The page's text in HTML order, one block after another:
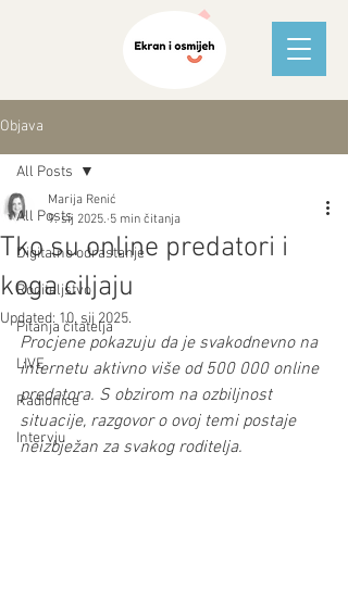
Objava
All Posts
Digitalno odrastanje
Roditeljstvo
Pitanja čitatelja
LIVE
Radionice
Intervju
All Posts
Tko su online predatori i
koga ciljaju
Marija Renić
9. sij 2025. 5 min čitanja
Updated: 10. sij 2025.
Procjene pokazuju da je svakodnevno na
internetu aktivno više od 500 000 online
predatora. S obzirom na ozbiljnost
situacije, razgovor o ovoj temi postaje
neizbježan za svakog roditelja.